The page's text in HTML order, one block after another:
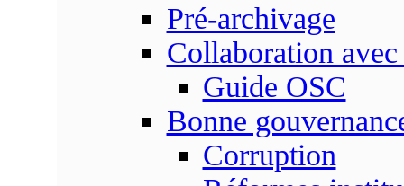
Pré-archivage
Collaboration
Guide OSC
Bonne
Corruption